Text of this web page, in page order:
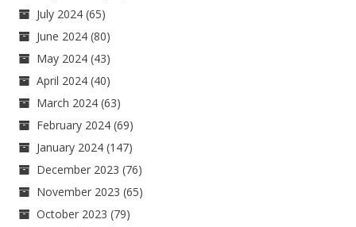
July 2024 (65)
June 2024 (80)
May 2024 (43)
April 2024 (40)
March 2024 (63)
February 2024 (69)
January 2024 (147)
December 2023 (76)
November 2023 (65)
October 2023 (79)